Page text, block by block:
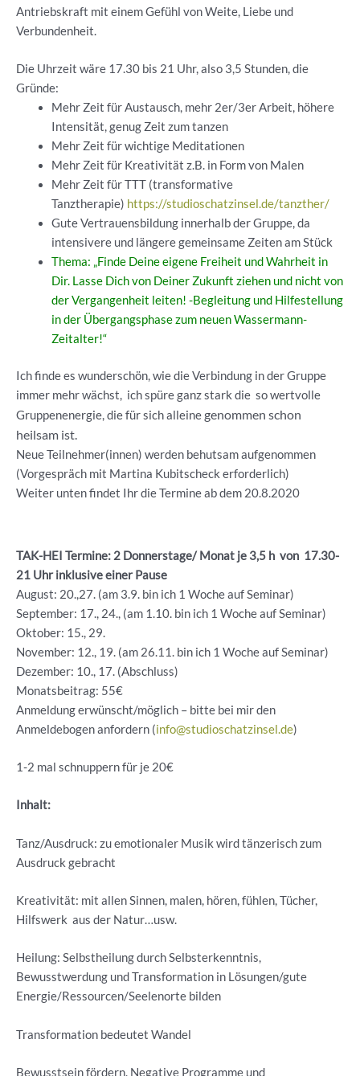
Antriebskraft mit einem Gefühl von Weite, Liebe und
Verbundenheit.
Die Uhrzeit wäre 17.30 bis 21 Uhr, also 3,5 Stunden, die
Gründe:
Mehr Zeit für Austausch, mehr 2er/3er Arbeit, höhere
Intensität, genug Zeit zum tanzen
Mehr Zeit für wichtige Meditationen
Mehr Zeit für Kreativität z.B. in Form von Malen
Mehr Zeit für TTT (transformative
Tanztherapie) https://studioschatzinsel.de/tanzther/
Gute Vertrauensbildung innerhalb der Gruppe, da
intensivere und längere gemeinsame Zeiten am Stück
Thema: „Finde Deine eigene Freiheit und Wahrheit in
Dir. Lasse Dich von Deiner Zukunft ziehen und nicht von
der Vergangenheit leiten! -Begleitung und Hilfestellung
in der Übergangsphase zum neuen Wassermann-
Zeitalter!“
Ich finde es wunderschön, wie die Verbindung in der Gruppe
immer mehr wächst, ich spüre ganz stark die so wertvolle
Gruppenenergie, die für sich alleinegenommen schon
heilsam ist.
Neue Teilnehmer(innen) werden behutsam aufgenommen
(Vorgespräch mit Martina Kubitscheck erforderlich)
Weiter unten findet Ihr die Termine ab dem 20.8.2020
TAK-HEI Termine: 2 Donnerstage/ Monat je 3,5 h von 17.30-
21 Uhr inklusive einer Pause
August: 20.,27. (am 3.9. bin ich 1 Woche auf Seminar)
September: 17., 24., (am 1.10. bin ich 1 Woche auf Seminar)
Oktober: 15., 29.
November: 12., 19. (am 26.11. bin ich 1 Woche auf Seminar)
Dezember: 10., 17. (Abschluss)
Monatsbeitrag: 55€
Anmeldung erwünscht/möglich – bitte bei mir den
Anmeldebogen anfordern (info@studioschatzinsel.de)
1-2 mal schnuppern für je 20€
Inhalt:
Tanz/Ausdruck: zu emotionaler Musik wird tänzerisch zum
Ausdruck gebracht
Kreativität: mit allen Sinnen, malen, hören, fühlen, Tücher,
Hilfswerk aus der Natur…usw.
Heilung: Selbstheilung durch Selbsterkenntnis,
Bewusstwerdung und Transformation in Lösungen/gute
Energie/Ressourcen/Seelenorte bilden
Transformation bedeutet Wandel
Bewusstsein fördern. Negative Programme und